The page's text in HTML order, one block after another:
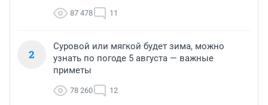
87 478 11
2
Суровой или мягкой будет зима, можно
узнать по погоде 5 августа — важные
приметы
78 260 12